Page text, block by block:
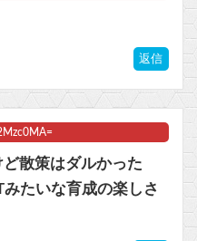
Powered by livedoor 相互RSS
返信
散策はダルかった
たいな育成の楽しさ